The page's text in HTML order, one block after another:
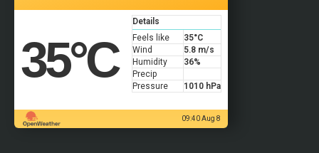
35°C
Details
Feels like
35°C
Wind
5.8 m/s
Humidity
36%
Precip
Pressure
1010 hPa
09:40 Aug 8